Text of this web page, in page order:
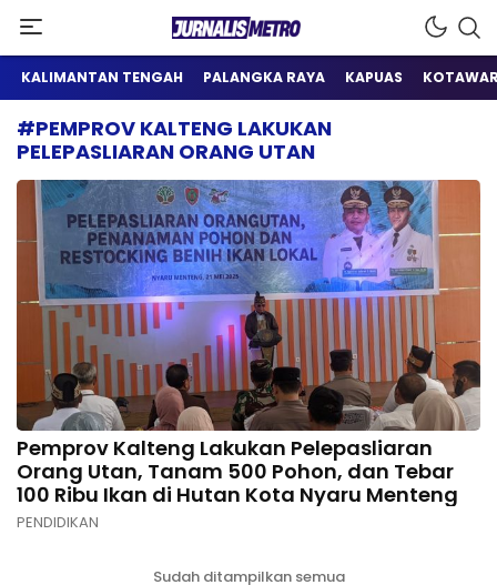
Jurnalis Metro
Satu Wadah Informasi
KALIMANTAN TENGAH PALANGKA RAYA KAPUAS
#PEMPROV KALTENG LAKUKAN
PELEPASLIARAN ORANG UTAN
Pemprov Kalteng Lakukan Pelepasliaran
Orang Utan, Tanam 500 Pohon, dan Tebar
100 Ribu Ikan di Hutan Kota Nyaru Menteng
PENDIDIKAN
Sudah ditampilkan semua